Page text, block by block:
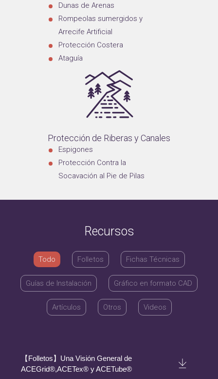
Dunas de Arenas
Rompeolas sumergidos y
Arrecife Artificial
Protección Costera
Ataguía
Protección de Riberas y Canales
Espigones
Protección Contra la
Socavación al Pie de Pilas
Recursos
Todo Folletos Fichas Técnicas
Guías de Instalación Gráfico en formato CAD
Artículos Otros Videos
【Folletos】Una Visión General de
ACEGrid®,ACETex® y ACETube®